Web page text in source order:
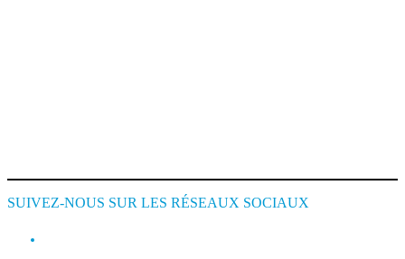
SUIVEZ-NOUS SUR LES RÉSEAUX SOCIAUX